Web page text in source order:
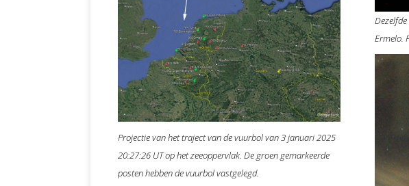
Projectie van het traject van de vuurbol van 3 januari 2025
20:27:26 UT op het zeeoppervlak. De groen gemarkeerde
posten hebben de vuurbol vastgelegd.
Ermelo.